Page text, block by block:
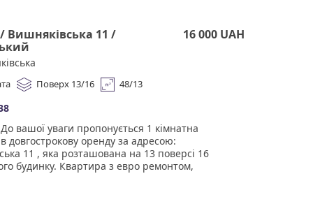
школи, дитячі садки, поліклініка, та інше. Тихий
двір, дружелюбні сусіди, поруч місця для
та паркування. Агенство нерухомості
Працюючи з нами, ви отримуєте лише
житло від реальних орендодавців за
ціною. Підтримка на всіх етапах угоди. Ми
що ви залишитеся задоволені співпрацею!
Вишняківська 11 /
16 000 UAH
Поверх 13/16 48/13
вашої уваги пропонується 1 кімнатна
довгострокову оренду за адресою:
11 , яка розташована на 13 поверсі 16
будинку. Квартира з евро ремонтом,